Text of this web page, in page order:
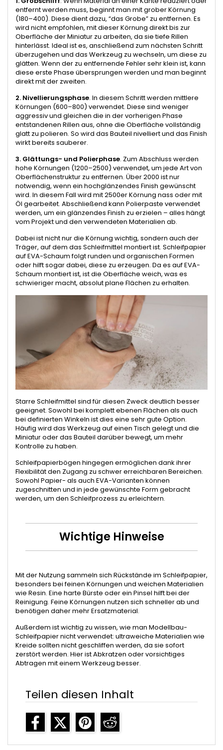
entfernt werden muss, beginnt man mit grober Körnung
(180–400). Diese dient dazu, “das Grobe” zu entfernen. Es
wird nicht empfohlen, mit dieser Körnung direkt bis zur
Oberfläche der Miniatur zu arbeiten, da sie tiefe Rillen
hinterlässt. Ideal ist es, anschließend zum nächsten Schritt
überzugehen und das Werkzeug zu wechseln, um diese zu
glätten. Wenn der zu entfernende Fehler sehr klein ist, kann
diese erste Phase übersprungen werden und man beginnt
direkt mit der zweiten.
2. Nivellierungsphase. In diesem Schritt werden mittlere
Körnungen (600–800) verwendet. Diese sind weniger
aggressiv und gleichen die in der vorherigen Phase
entstandenen Rillen aus, ohne die Oberfläche vollständig
glatt zu polieren. So wird das Bauteil nivelliert und das Finish
wirkt bereits sauberer.
3. Glättungs- und Polierphase. Zum Abschluss werden
hohe Körnungen (1200–2500) verwendet, um jede Art von
Oberflächenstruktur zu entfernen. Über 2000 ist nur
notwendig, wenn ein hochglänzendes Finish gewünscht
wird. In diesem Fall wird mit 2500er Körnung nass oder mit
Öl gearbeitet. Abschließend kann Polierpaste verwendet
werden, um ein glänzendes Finish zu erzielen – alles hängt
vom Projekt und den verwendeten Materialien ab.
Dabei ist nicht nur die Körnung wichtig, sondern auch der
Träger, auf dem das Schleifmittel montiert ist. Schleifpapier
auf EVA-Schaum folgt runden und organischen Formen
oder hilft sogar dabei, diese zu erzeugen. Da es auf EVA-
Schaum montiert ist, ist die Oberfläche weich, was es
schwieriger macht, absolut plane Flächen zu erhalten.
Starre Schleifmittel sind für diesen Zweck deutlich besser
geeignet. Sowohl bei komplett ebenen Flächen als auch
bei definierten Winkeln ist dies eine sehr gute Option.
Häufig wird das Werkzeug auf einen Tisch gelegt und die
Miniatur oder das Bauteil darüber bewegt, um mehr
Kontrolle zu haben.
Schleifpapierbögen hingegen ermöglichen dank ihrer
Flexibilität den Zugang zu schwer erreichbaren Bereichen.
Sowohl Papier- als auch EVA-Varianten können
zugeschnitten und in jede gewünschte Form gebracht
werden, um den Schleifprozess zu erleichtern.
Wichtige Hinweise
Mit der Nutzung sammeln sich Rückstände im Schleifpapier,
besonders bei feinen Körnungen und weichen Materialien
wie Resin. Eine harte Bürste oder ein Pinsel hilft bei der
Reinigung. Feine Körnungen nutzen sich schneller ab und
benötigen daher mehr Ersatzmaterial.
Außerdem ist wichtig zu wissen, wie man Modellbau-
Schleifpapier nicht verwendet: ultraweiche Materialien wie
Kreide sollten nicht geschliffen werden, da sie sofort
zerstört werden. Hier ist Abkratzen oder vorsichtiges
Abtragen mit einem Werkzeug besser.
Teilen diesen Inhalt